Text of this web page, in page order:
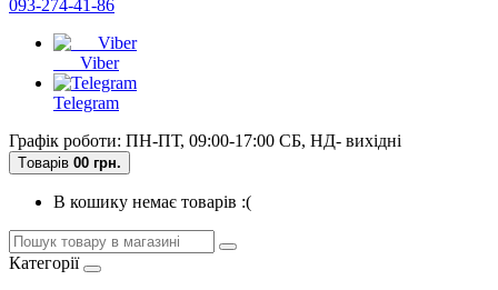
093-274-41-86
Viber
Telegram
Графік роботи: ПН-ПТ, 09:00-17:00 СБ, НД- вихідні
Tоварів 00 грн.
В кошику немає товарів :(
Категорії